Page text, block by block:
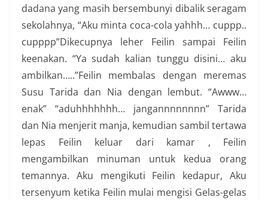
dadana yang masih bersembunyi dibalik seragam
sekolahnya, “Aku minta coca-cola yahhh… cuppp..
cupppp”Dikecupnya leher Feilin sampai Feilin
keenakan. “Ya sudah kalian tunggu disini… aku
ambilkan…..”Feilin membalas dengan meremas
Susu Tarida dan Nia dengan lembut. “Awww…
enak” “aduhhhhhhh… jangannnnnnnn” Tarida
dan Nia menjerit manja, kemudian sambil tertawa
lepas Feilin keluar dari kamar , Feilin
mengambilkan minuman untuk kedua orang
temannya. Aku mengikuti Feilin kedapur, Aku
tersenyum ketika Feilin mulai mengisi Gelas-gelas